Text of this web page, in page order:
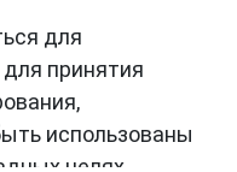
для
принятия
использованы
целях.